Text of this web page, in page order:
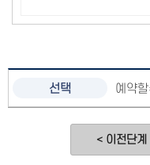
예약
< 이전단계